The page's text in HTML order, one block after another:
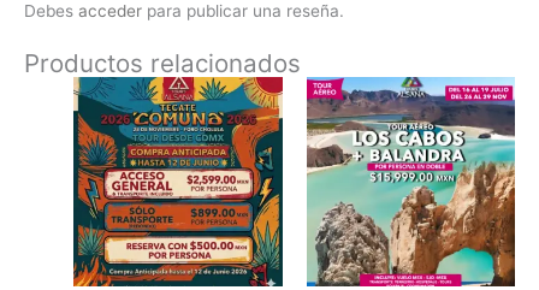
Debes acceder para publicar una reseña.
Productos relacionados
Rango
de
precios:
desde
$899.00
hasta
$2,899.00
Este
producto
tiene
múltiples
variantes.
Las
opciones
se
Rango
de
desde
hasta
Este
tiene
Las
se